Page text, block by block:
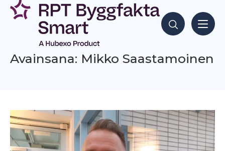
Siirry
sisältöön
Hae sisältöjä
Avainsana: Mikko Saastamoinen